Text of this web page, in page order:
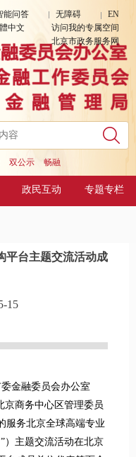
能问答 无障碍
EN
中文
访问我的专属空间
北京市政务服务网
双公示 畅融
政民互动 专题专栏
平台主题交流活动成
15
金融委员会办公室
京商务中心区管理委员
服务北京全球高端专业
）主题交流活动在北京